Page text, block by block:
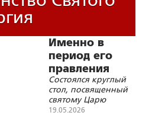
Именно в
период его
правления
трезвенническое
движение в
России достигло
Состоялся круглый
стол, посвященный
святому Царю
Страстотерпцу
19.05.2026